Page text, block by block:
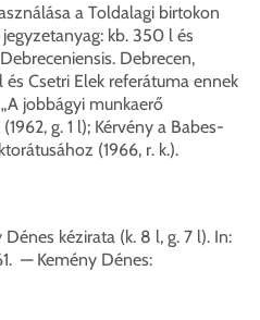
a Toldalagi birtokon
jegyzetanyag: kb. 350 l és
Debrecen,
és Csetri Elek referátuma ennek
jobbágyi munkaerő
g. 1 l); Kérvény a Babes-
(1966, r. k.).
Dénes kézirata (k. 8 l, g. 7 l). In:
— Kemény Dénes: